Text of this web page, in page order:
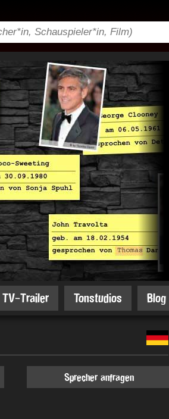
TV-Trailer Tonstudios Blog
Sprecher anfragen